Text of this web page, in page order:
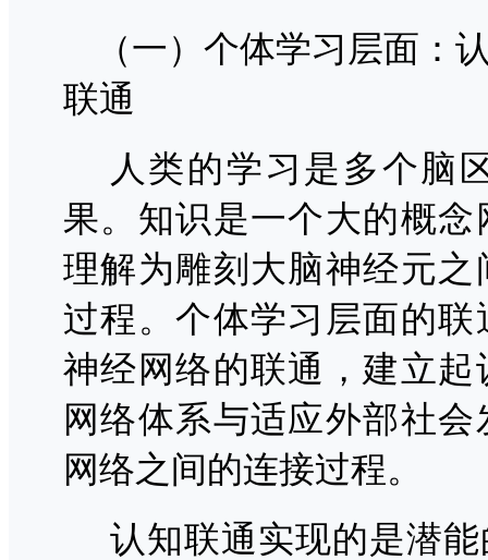
（一）个体学习层面：
联通
人类的学习是多个脑
果。知识是一个大的概
理解为雕刻大脑神经元
过程。个体学习层面的
神经网络的联通，建立
网络体系与适应外部社
网络之间的连接过程。
认知联通实现的是潜